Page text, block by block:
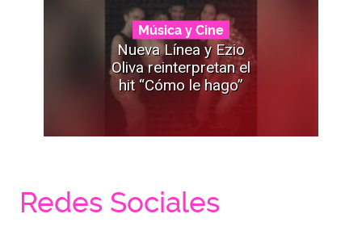
Música y Cine
Nueva Línea y Ezio
Oliva reinterpretan el
hit “Cómo le hago”
Redes Sociales